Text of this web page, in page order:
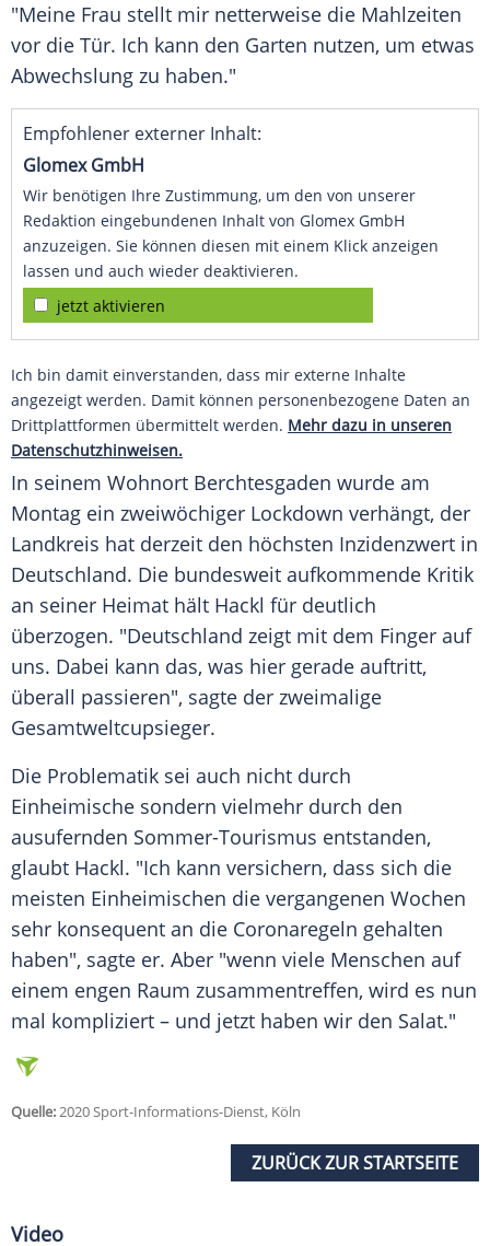
"Meine Frau stellt mir netterweise die Mahlzeiten
vor die Tür. Ich kann den Garten nutzen, um etwas
Abwechslung zu haben."
Empfohlener externer Inhalt:
Glomex GmbH
Wir benötigen Ihre Zustimmung, um den von unserer
Redaktion eingebundenen Inhalt von Glomex GmbH
anzuzeigen. Sie können diesen mit einem Klick anzeigen
lassen und auch wieder deaktivieren.
jetzt aktivieren
Ich bin damit einverstanden, dass mir externe Inhalte
angezeigt werden. Damit können personenbezogene Daten an
Drittplattformen übermittelt werden. Mehr dazu in unseren
Datenschutzhinweisen.
In seinem Wohnort Berchtesgaden wurde am
Montag ein zweiwöchiger Lockdown verhängt, der
Landkreis hat derzeit den höchsten Inzidenzwert in
Deutschland. Die bundesweit aufkommende Kritik
an seiner Heimat hält Hackl für deutlich
überzogen. "Deutschland zeigt mit dem Finger auf
uns. Dabei kann das, was hier gerade auftritt,
überall passieren", sagte der zweimalige
Gesamtweltcupsieger.
Die Problematik sei auch nicht durch
Einheimische sondern vielmehr durch den
ausufernden Sommer-Tourismus entstanden,
glaubt Hackl. "Ich kann versichern, dass sich die
meisten Einheimischen die vergangenen Wochen
sehr konsequent an die Coronaregeln gehalten
haben", sagte er. Aber "wenn viele Menschen auf
einem engen Raum zusammentreffen, wird es nun
mal kompliziert – und jetzt haben wir den Salat."
Quelle:2020 Sport-Informations-Dienst, Köln
ZURÜCK ZUR STARTSEITE
Video